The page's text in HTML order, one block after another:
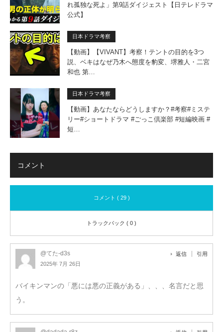
れ孤独な死よ」第9話ダイジェスト【日テレドラマ
公式】
日本ドラマ考察
【動画】【VIVANT】考察！テントの目的を3つ
説、ベキはなぜ乃木へ態度を豹変、堺雅人・二宮
和也 第…
日本ドラマ考察
【動画】あなたならどうしますか？#考察#ミステ
リー#ショートドラマ #ごっこ倶楽部 #短編映画 #
短…
コメント
コメント ( 29 )
トラックバック ( 0 )
@てた-d3s
2025年 7月 26日
返信 引用
バイキンマンの「悪には悪の正義がある」、、、名言だと思
う。